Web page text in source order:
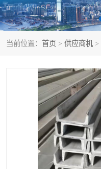
当前位置： 首页 > 供应商机 >
不锈钢人孔
不锈钢角钢
不锈钢板
不锈钢封头
不锈钢阀门
不锈钢扁钢